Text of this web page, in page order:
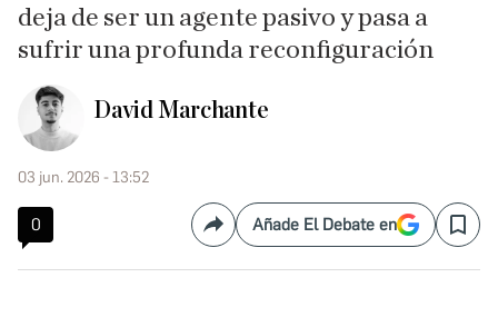
deja de ser un agente pasivo y pasa a
sufrir una profunda reconfiguración
David Marchante
03 jun. 2026 - 13:52
0 CompartirAñade El Debate en Save